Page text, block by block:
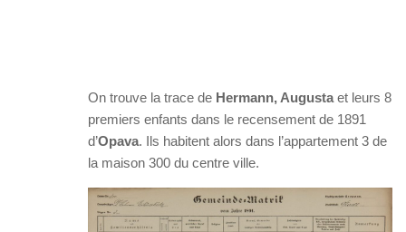
On trouve la trace de Hermann, Augusta et leurs 8
premiers enfants dans le recensement de 1891
d’Opava. Ils habitent alors dans l’appartement 3 de
la maison 300 du centre ville.